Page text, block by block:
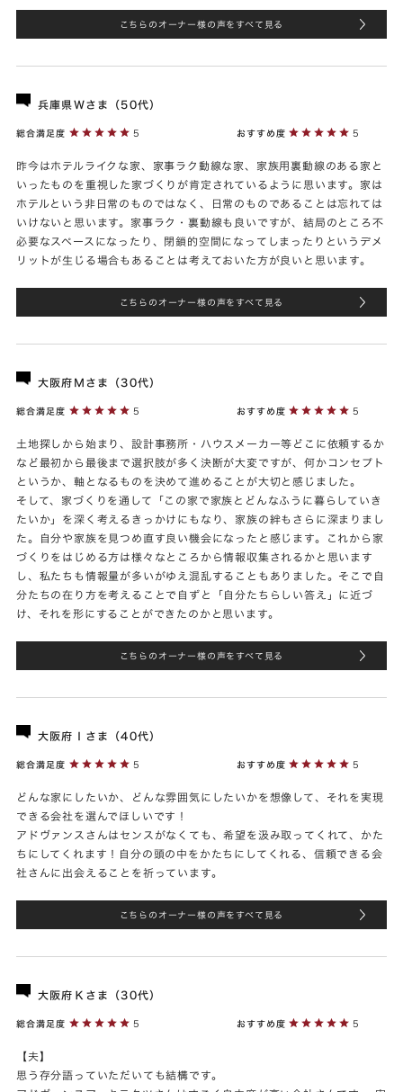
こちらのオーナー様の声をすべて見る
兵庫県Ｗさま（50代）
総合満足度 5 おすすめ度 5
昨今はホテルライクな家、家事ラク動線な家、家族用裏動線のある家と
いったものを重視した家づくりが肯定されているように思います。家は
ホテルという非日常のものではなく、日常のものであることは忘れては
いけないと思います。家事ラク・裏動線も良いですが、結局のところ不
必要なスペースになったり、閉鎖的空間になってしまったりというデメ
リットが生じる場合もあることは考えておいた方が良いと思います。
こちらのオーナー様の声をすべて見る
大阪府Ｍさま（30代）
総合満足度 5 おすすめ度 5
土地探しから始まり、設計事務所・ハウスメーカー等どこに依頼するか
など最初から最後まで選択肢が多く決断が大変ですが、何かコンセプト
というか、軸となるものを決めて進めることが大切と感じました。
そして、家づくりを通して「この家で家族とどんなふうに暮らしていき
たいか」を深く考えるきっかけにもなり、家族の絆もさらに深まりまし
た。自分や家族を見つめ直す良い機会になったと感じます。これから家
づくりをはじめる方は様々なところから情報収集されるかと思います
し、私たちも情報量が多いがゆえ混乱することもありました。そこで自
分たちの在り方を考えることで自ずと「自分たちらしい答え」に近づ
け、それを形にすることができたのかと思います。
こちらのオーナー様の声をすべて見る
大阪府Ｉさま（40代）
総合満足度 5 おすすめ度 5
どんな家にしたいか、どんな雰囲気にしたいかを想像して、それを実現
できる会社を選んでほしいです！
アドヴァンスさんはセンスがなくても、希望を汲み取ってくれて、かた
ちにしてくれます！自分の頭の中をかたちにしてくれる、信頼できる会
社さんに出会えることを祈っています。
こちらのオーナー様の声をすべて見る
大阪府Ｋさま（30代）
総合満足度 5 おすすめ度 5
【夫】
思う存分語っていただいても結構です。